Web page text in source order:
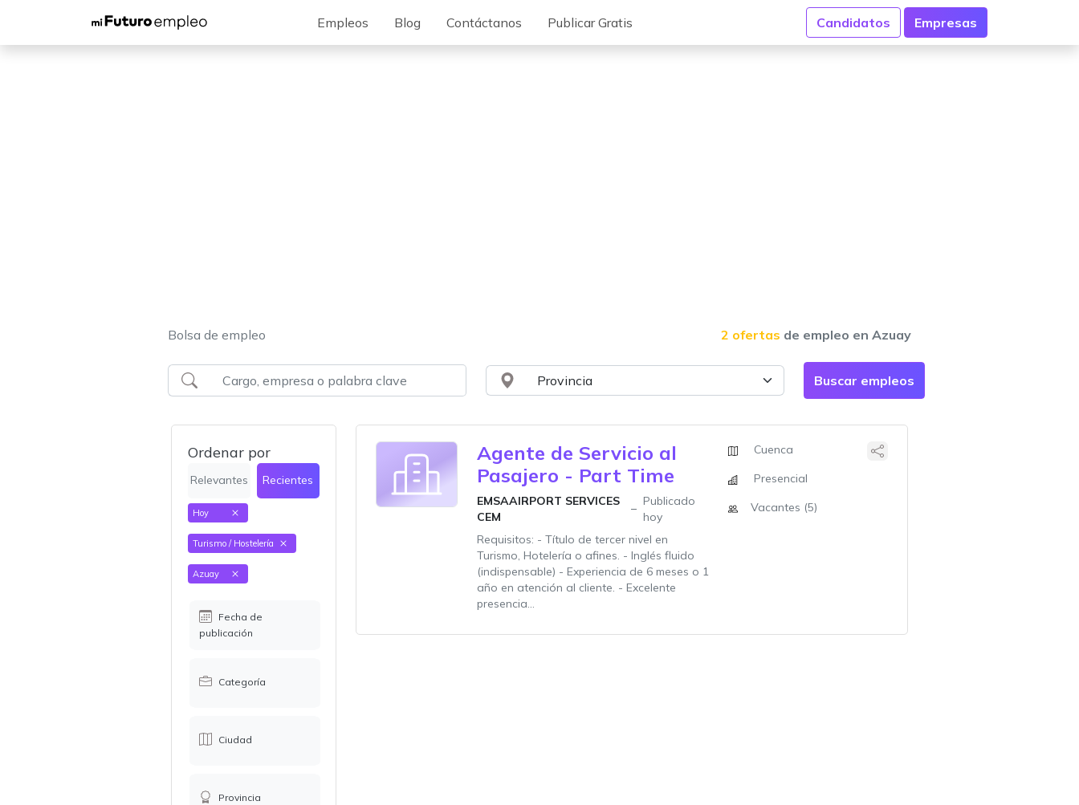
Empleos Blog Contáctanos Publicar Gratis Candidatos Empresas
Bolsa de empleo 2 ofertas de empleo en Azuay
Ordenar por
Relevantes Recientes
Hoy
Turismo / Hostelería
Azuay
Fecha de
publicación
Categoría
Ciudad
Provincia
Agente de Servicio al
Pasajero - Part Time
EMSAAIRPORT SERVICES
CEM
Publicado
hoy
Requisitos: - Título de tercer nivel en
Turismo, Hotelería o afines. - Inglés fluido
(indispensable) - Experiencia de 6 meses o 1
año en atención al cliente. - Excelente
presencia...
Cuenca
Presencial
Vacantes (5)